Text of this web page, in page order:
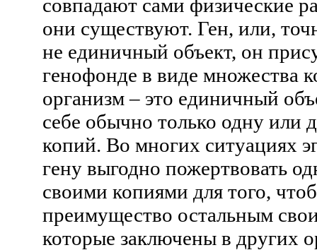
совпадают сами физические
они существуют. Ген, или,
не единичный объект, он
генофонде в виде множества
организм – это единичный
себе обычно только одну или
копий. Во многих ситуациях
гену выгодно пожертвовать
своими копиями для того,
преимущество остальным
которые заключены в других